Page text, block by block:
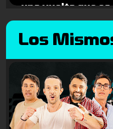
una vuelta que es
peligrosa”
Los